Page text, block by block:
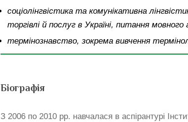
соціолінгвістика та комунікативна
торгівлі й послуг в Україні, питання мовного
термінознавство, зокрема вивчення
Біографія
З 2006 по 2010 рр. навчалася в аспірантурі